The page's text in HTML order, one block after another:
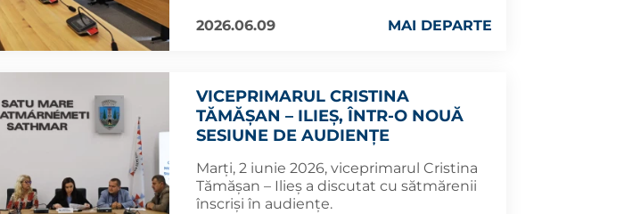
2026.06.09 MAI DEPARTE
VICEPRIMARUL CRISTINA
TĂMĂȘAN – ILIEȘ, ÎNTR-O NOUĂ
SESIUNE DE AUDIENȚE
Marți, 2 iunie 2026, viceprimarul Cristina
Tămășan – Ilieș a discutat cu sătmărenii
înscriși în audiențe.